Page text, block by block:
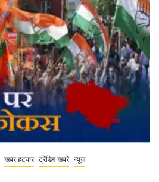
खबर हटकर ट्रेंडिंग खबरें न्यूज़